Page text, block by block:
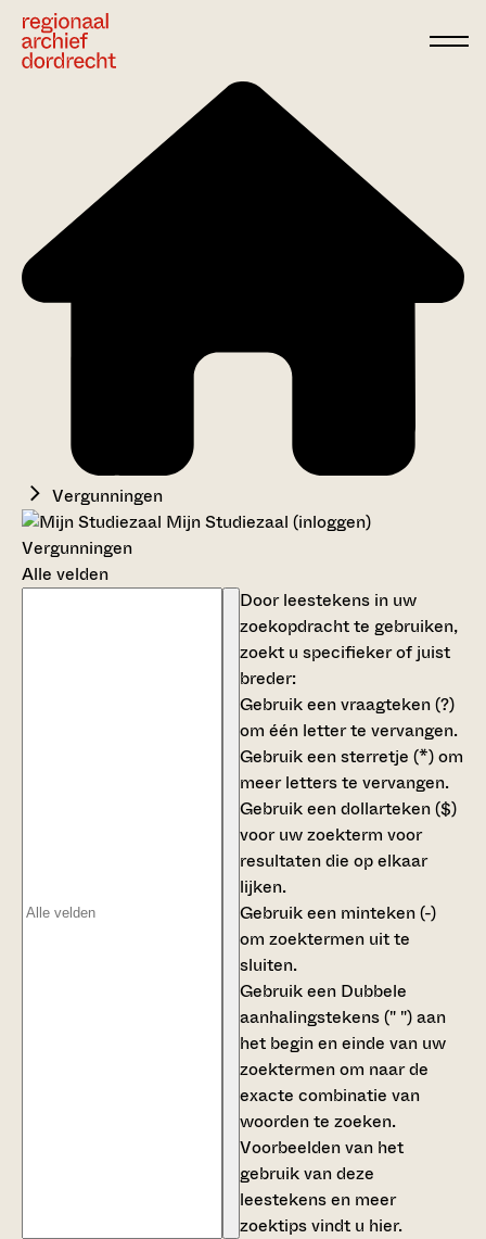
Vergunningen
Mijn Studiezaal (inloggen)
Vergunningen
Alle velden
Door leestekens in uw
zoekopdracht te gebruiken,
zoekt u specifieker of juist
breder:
Gebruik eenvraagteken (?)
om één letter te vervangen.
Gebruik eensterretje (*)om
meer letters te vervangen.
Gebruik eendollarteken ($)
voor uw zoekterm voor
resultaten die op elkaar
lijken.
Gebruik een minteken (-)
om zoektermen uit te
sluiten.
Gebruik een Dubbele
aanhalingstekens (" ")aan
het begin en einde van uw
zoektermen om naar de
exacte combinatie van
woorden te zoeken.
Voorbeelden van het
gebruik van deze
leestekens en meer
zoektips vindt u hier.